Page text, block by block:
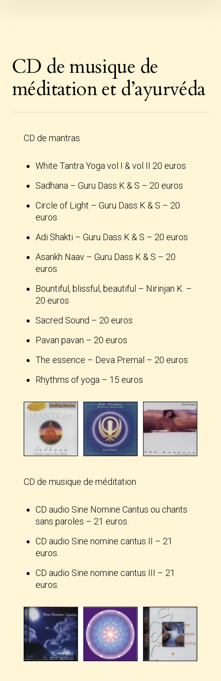
CD de musique de
méditation et d’ayurvéda
CD de mantras
White Tantra Yoga vol I & vol II 20 euros
Sadhana – Guru Dass K & S – 20 euros
Circle of Light – Guru Dass K & S – 20
euros
Adi Shakti – Guru Dass K & S – 20 euros
Asankh Naav – Guru Dass K & S – 20
euros
Bountiful, blissful, beautiful – Nirinjan K. –
20 euros
Sacred Sound – 20 euros
Pavan pavan – 20 euros
The essence – Deva Premal – 20 euros
Rhythms of yoga – 15 euros
CD de musique de méditation
CD audio Sine Nomine Cantus ou chants
sans paroles – 21 euros.
CD audio Sine nomine cantus II – 21
euros.
CD audio Sine nomine cantus III – 21
euros.